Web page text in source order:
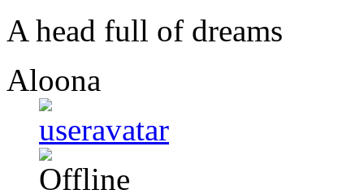
A head full of dreams
Aloona